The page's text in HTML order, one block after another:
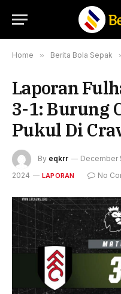
Home » Berita Bola Sepak
Laporan
3-1: Burung
Pukul Di
By eqkrr December
2024
LAPORAN No